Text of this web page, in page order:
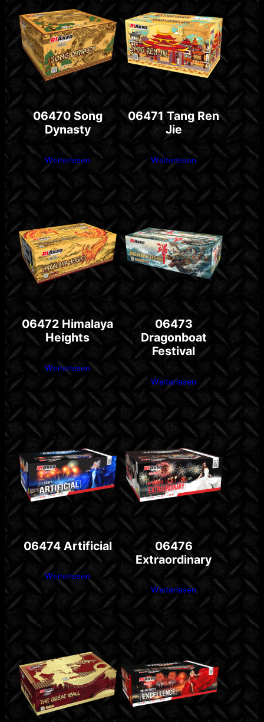
06470 Song
Dynasty
Weiterlesen
06471 Tang Ren
Jie
Weiterlesen
06472 Himalaya
Heights
Weiterlesen
06473
Dragonboat
Festival
Weiterlesen
06474 Artificial
Weiterlesen
06476
Extraordinary
Weiterlesen